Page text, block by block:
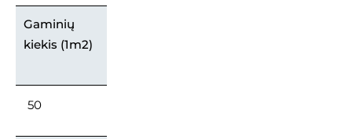
Gaminių
kiekis (1m2)
50